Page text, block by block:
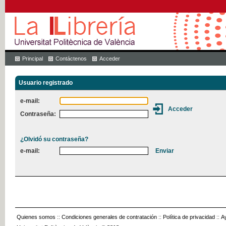
Principal Contáctenos Acceder
Usuario registrado
e-mail:
Contraseña:
¿Olvidó su contraseña?
e-mail:
Quienes somos :: Condiciones generales de contratación :: Política de privacidad ::